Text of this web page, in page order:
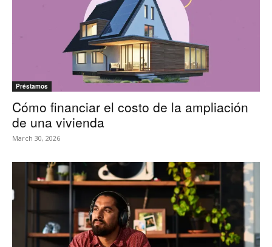
Préstamos
Cómo financiar el costo de la ampliación
de una vivienda
March 30, 2026